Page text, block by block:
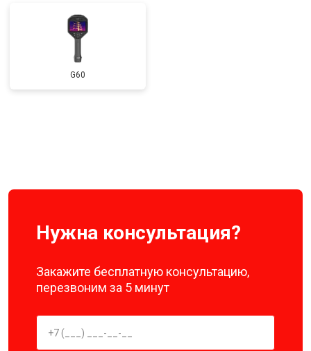
G60
Нужна консультация?
Закажите бесплатную консультацию,
перезвоним за 5 минут